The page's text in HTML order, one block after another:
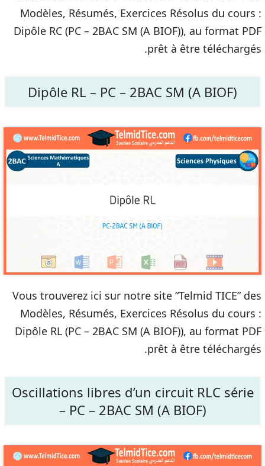
Modèles, Résumés, Exercices Résolus du cours :
Dipôle RC (PC – 2BAC SM (A BIOF)), au format PDF
prêt à être téléchargés.
Dipôle RL – PC – 2BAC SM (A BIOF)
Vous trouverez ici sur notre site “Telmid TICE” des
Modèles, Résumés, Exercices Résolus du cours :
Dipôle RL (PC – 2BAC SM (A BIOF)), au format PDF
prêt à être téléchargés.
Oscillations libres d’un circuit RLC série
– PC – 2BAC SM (A BIOF)